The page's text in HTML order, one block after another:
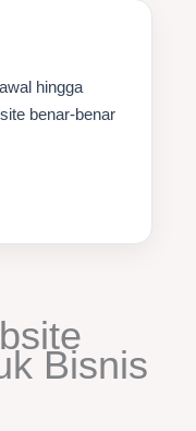
hingga
benar-benar
Bisnis